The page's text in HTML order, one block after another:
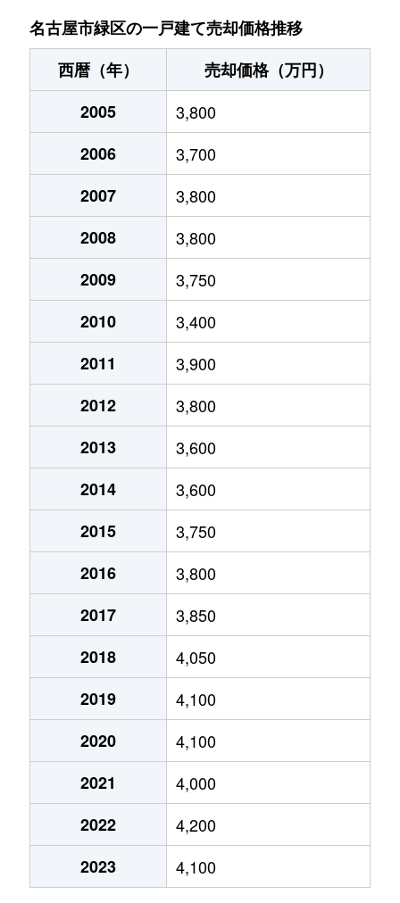
乗鞍
8,000万円
徳重
乗鞍
34,000万円
徳重
東神の倉
2,400万円
赤池(愛知)
東神の倉
2,400万円
徳重
兵庫
3,200万円
徳重
平子が丘
3,100万円
左京山
平子が丘
3,100万円
左京山
平子が丘
4,700万円
左京山
文久山
2,500万円
南大高
文久山
2,400万円
南大高
細口
2,900万円
神沢
細口
2,900万円
神沢
ほら貝
7,300万円
相生山
ほら貝
ほら貝
5,000万円
松が根台
13,000万円
松が根台
2,500万円
万場山
2,900万円
万場山
2,700万円
篠の風
4,000万円
神沢
篠の風
5,100万円
神沢
四本木
3,700万円
清水山
2,000万円
定納山
3,900万円
定納山
5,600万円
定納山
4,800万円
定納山
21,000万円
定納山
6,200万円
2,900万円
砂田
4,600万円
徳重
曽根
3,800万円
左京山
曽根
3,600万円
左京山
太子
1,000万円
有松
太子
1,500万円
中京競馬場前
大将ケ根
3,200万円
中京競馬場前
大将ケ根
3,600万円
中京競馬場前
高根山
5,800万円
南大高
滝ノ水
11,000万円
相生山
武路町
2,500万円
有松
武路町
3,400万円
中京競馬場前
名古屋市緑区の一戸建て売却価格推移
西暦（年）
売却価格（万円）
2005
3,800
2006
3,700
2007
3,800
2008
3,800
2009
3,750
2010
3,400
2011
3,900
2012
3,800
2013
3,600
2014
3,600
2015
3,750
2016
3,800
2017
3,850
2018
4,050
2019
4,100
2020
4,100
2021
4,000
2022
4,200
2023
4,100